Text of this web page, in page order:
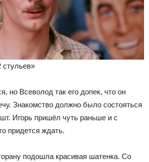
стульев»
но Всеволод так его допек, что он
Знакомство должно было состояться
Игорь пришёл чуть раньше и с
придется ждать.
подошла красивая шатенка. Со